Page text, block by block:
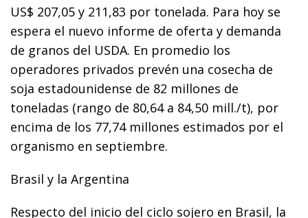
US$ 207,05 y 211,83 por tonelada. Para hoy se
espera el nuevo informe de oferta y demanda
de granos del USDA. En promedio los
operadores privados prevén una cosecha de
soja estadounidense de 82 millones de
toneladas (rango de 80,64 a 84,50 mill./t), por
encima de los 77,74 millones estimados por el
organismo en septiembre.
Brasil y la Argentina
Respecto del inicio del ciclo sojero en Brasil, la